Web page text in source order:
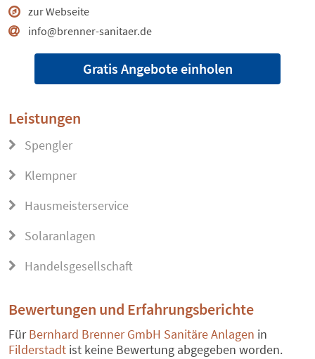
zur Webseite
info@brenner-sanitaer.de
Gratis Angebote einholen
Leistungen
Spengler
Klempner
Hausmeisterservice
Solaranlagen
Handelsgesellschaft
Bewertungen und Erfahrungsberichte
FürBernhard Brenner GmbH Sanitäre Anlagen in
Filderstadt ist keine Bewertung abgegeben worden.